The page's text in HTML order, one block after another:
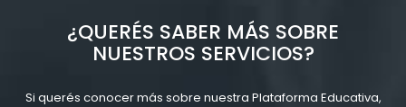
¿QUERÉS SABER MÁS SOBRE
NUESTROS SERVICIOS?
Si querés conocer más sobre nuestra Plataforma Educativa,